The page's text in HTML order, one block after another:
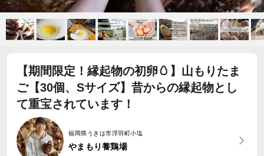
【期間限定！縁起物の初卵🥚】山もりたま
ご【30個、Sサイズ】昔からの縁起物とし
て重宝されています！
福岡県うきは市浮羽町小塩
やまもり養鶏場